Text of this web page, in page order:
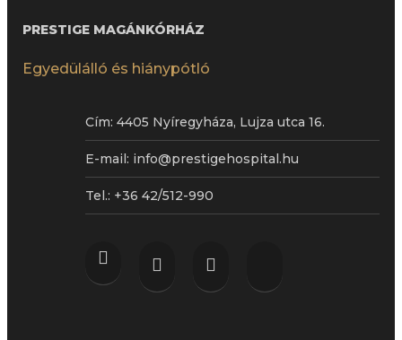
PRESTIGE MAGÁNKÓRHÁZ
Egyedülálló és hiánypótló
Cím:4405 Nyíregyháza, Lujza utca 16.
E-mail: info@prestigehospital.hu
Tel.: +36 42/512-990
facebook